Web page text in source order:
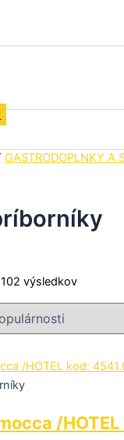
GASTRODOPLNKY A
výsledkov
/